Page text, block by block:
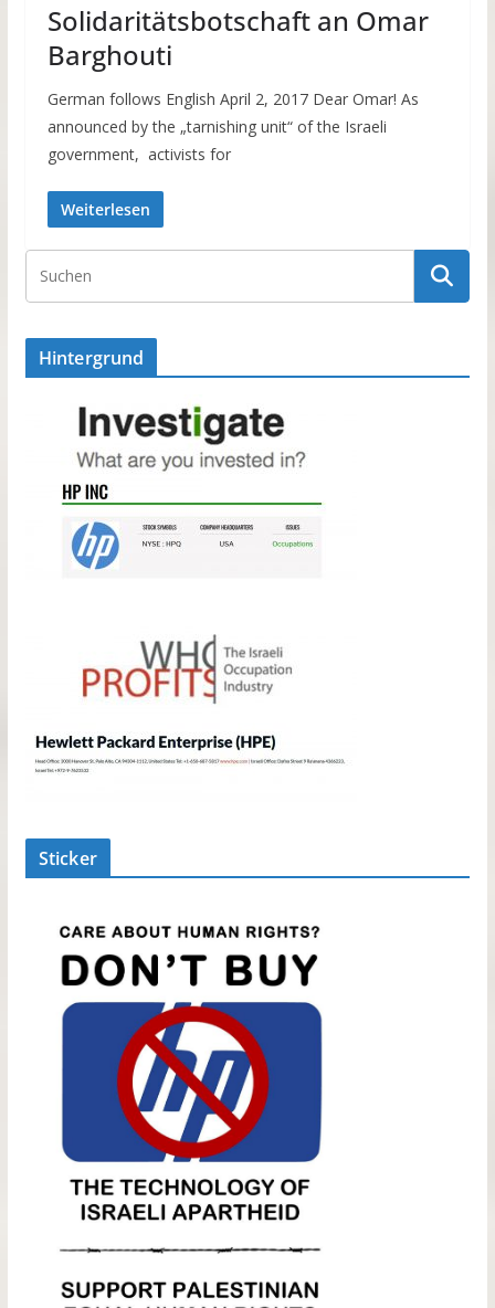
Solidaritätsbotschaft an Omar
Barghouti
German follows English April 2, 2017 Dear Omar! As
announced by the „tarnishing unit“ of the Israeli
government, activists for
Weiterlesen
Hintergrund
Sticker